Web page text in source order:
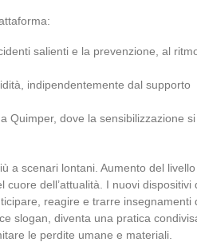
salienti e la prevenzione, al
indipendentemente dal supporto
Quimper, dove la sensibilizzazione
a scenari lontani. Aumento del
dell’attualità. I nuovi dispositivi
reagire e trarre insegnamenti
slogan, diventa una pratica
le perdite umane e materiali.